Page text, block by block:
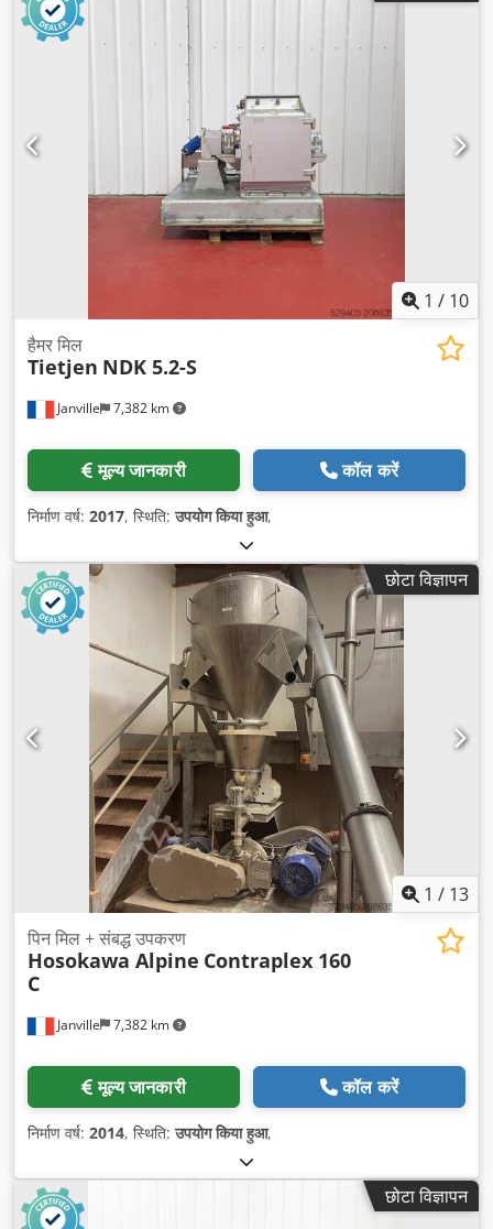
1 / 10
Janville 7,382 km
हैमर मिल
Tietjen NDK 5.2-S
मूल्य जानकारी कॉल करें
निर्माण वर्ष: 2017, स्थिति:उपयोग किया हुआ,
छोटा विज्ञापन
1 / 13
Janville 7,382 km
पिन मिल + संबद्ध उपकरण
Hosokawa Alpine Contraplex 160
C
मूल्य जानकारी कॉल करें
निर्माण वर्ष: 2014, स्थिति:उपयोग किया हुआ,
छोटा विज्ञापन